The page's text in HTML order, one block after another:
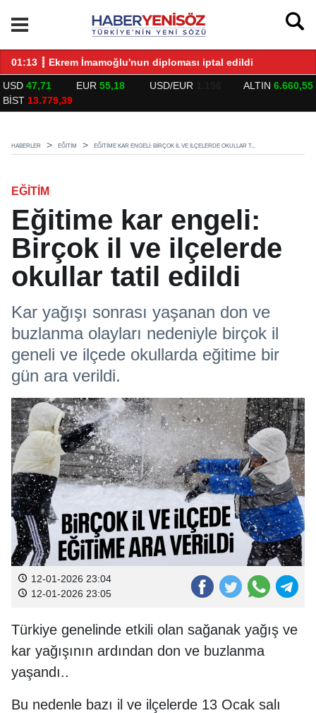
BULUŞTU
01:13 ┋ Ekrem İmamoğlu'nun diploması iptal edildi
USD 47,71 EUR 55,18 USD/EUR ALTIN 6.660,55
BİST 13.779,39
HABERLER EĞITIM EĞITIME KAR ENGELI: BIRÇOK IL VE ILÇELERDE OKULLAR T...
EĞITIM
Eğitime kar engeli:
Birçok il ve ilçelerde
okullar tatil edildi
Kar yağışı sonrası yaşanan don ve
buzlanma olayları nedeniyle birçok il
geneli ve ilçede okullarda eğitime bir
gün ara verildi.
12-01-2026 23:04
12-01-2026 23:05
Türkiye genelinde etkili olan sağanak yağış ve
kar yağışının ardından don ve buzlanma
yaşandı..
Bu nedenle bazı il ve ilçelerde 13 Ocak salı